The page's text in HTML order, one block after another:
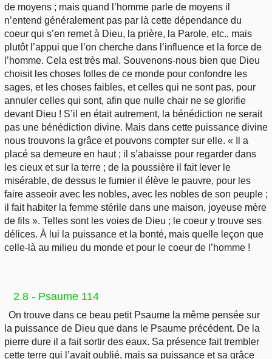
de moyens ; mais quand l’homme parle de moyens il
n’entend généralement pas par là cette dépendance du
coeur qui s’en remet à Dieu, la prière, la Parole, etc., mais
plutôt l’appui que l’on cherche dans l’influence et la force de
l’homme. Cela est très mal. Souvenons-nous bien que Dieu
choisit les choses folles de ce monde pour confondre les
sages, et les choses faibles, et celles qui ne sont pas, pour
annuler celles qui sont, afin que nulle chair ne se glorifie
devant Dieu ! S’il en était autrement, la bénédiction ne serait
pas une bénédiction divine. Mais dans cette puissance divine
nous trouvons la grâce et pouvons compter sur elle. « Il a
placé sa demeure en haut ; il s’abaisse pour regarder dans
les cieux et sur la terre ; de la poussière il fait lever le
misérable, de dessus le fumier il élève le pauvre, pour les
faire asseoir avec les nobles, avec les nobles de son peuple ;
il fait habiter la femme stérile dans une maison, joyeuse mère
de fils ». Telles sont les voies de Dieu ; le coeur y trouve ses
délices. À lui la puissance et la bonté, mais quelle leçon que
celle-là au milieu du monde et pour le coeur de l’homme !
2.8 - Psaume 114
On trouve dans ce beau petit Psaume la même pensée sur
la puissance de Dieu que dans le Psaume précédent. De la
pierre dure il a fait sortir des eaux. Sa présence fait trembler
cette terre qui l’avait oublié, mais sa puissance et sa grâce